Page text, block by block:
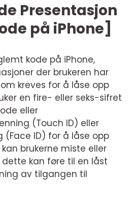
Presentasjon
på iPhone]
kode på iPhone,
der brukeren har
kreves for å låse opp
en fire- eller seks-sifret
eller
(Touch ID) eller
(Face ID) for å låse opp
brukerne miste eller
kan føre til en låst
av tilgangen til